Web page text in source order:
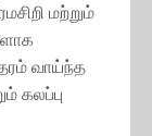
மற்றும்
வாய்ந்த
கலப்பு